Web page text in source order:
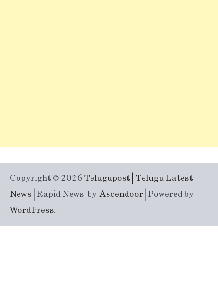
Copyright © 2026 Telugupost | Telugu Latest
News | Rapid News byAscendoor | Powered by
WordPress.